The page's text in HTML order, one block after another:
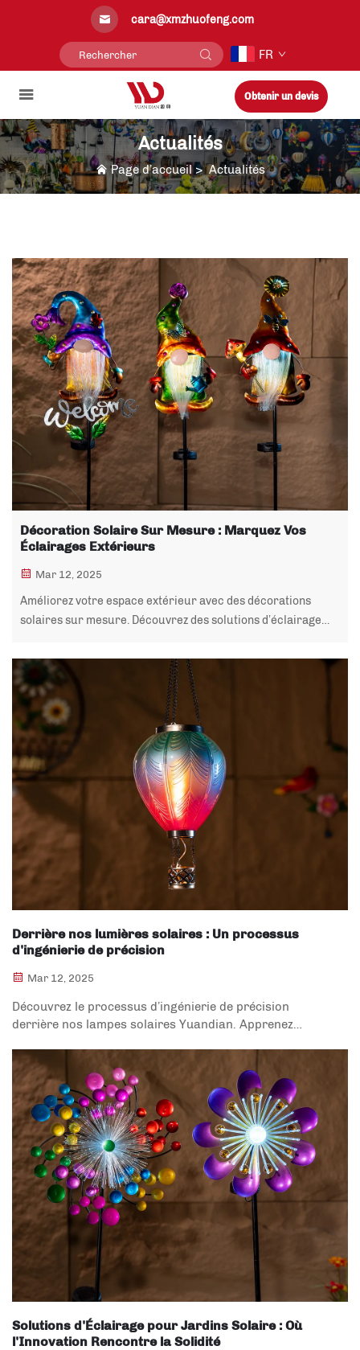
cara@xmzhuofeng.com
FR
Obtenir un devis
Actualités
Page d’accueil>Actualités
Décoration Solaire Sur Mesure : Marquez Vos
Éclairages Extérieurs
Mar 12, 2025
Améliorez votre espace extérieur avec des décorations
solaires sur mesure. Découvrez des solutions d’éclairage
produits de qualité Yuandian.
Derrière nos lumières solaires : Un processus
d'ingénierie de précision
Mar 12, 2025
Découvrez le processus d’ingénierie de précision
derrière nos lampes solaires Yuandian. Apprenez
processus de fabrication.
Solutions d'Éclairage pour Jardins Solaire : Où
l'Innovation Rencontre la Solidité